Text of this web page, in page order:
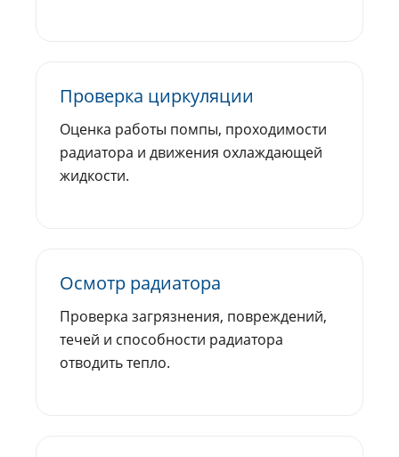
Проверка циркуляции
Оценка работы помпы, проходимости
радиатора и движения охлаждающей
жидкости.
Осмотр радиатора
Проверка загрязнения, повреждений,
течей и способности радиатора
отводить тепло.